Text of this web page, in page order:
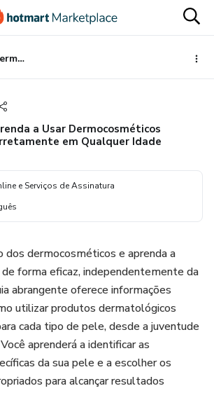
Aprenda a Usar Dermocosméticos Corretamente em Qualquer Idade
a Usar Dermocosméticos
em Qualquer Idade
e Serviços de Assinatura
dos dermocosméticos e aprenda a
de forma eficaz, independentemente da
abrangente oferece informações
utilizar produtos dermatológicos
cada tipo de pele, desde a juventude
aprenderá a identificar as
da sua pele e a escolher os
para alcançar resultados